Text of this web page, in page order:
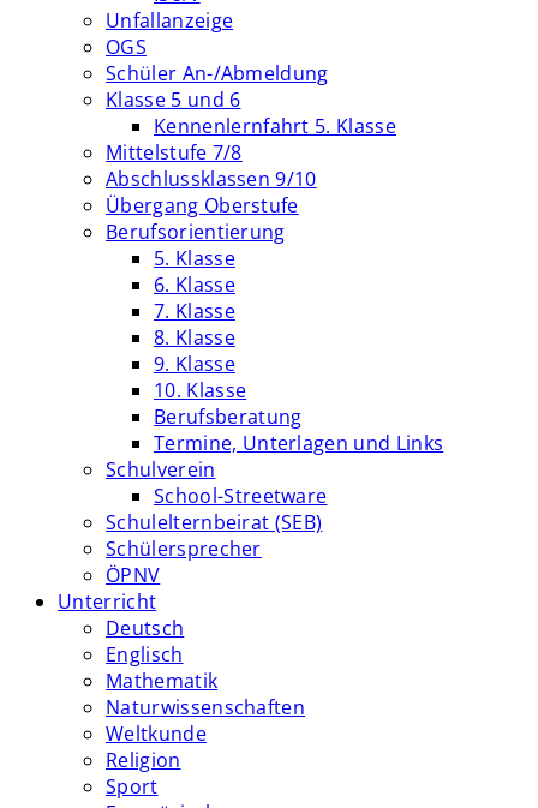
Unfallanzeige
OGS
Schüler An-/Abmeldung
Klasse 5 und 6
Kennenlernfahrt 5. Klasse
Mittelstufe 7/8
Abschlussklassen 9/10
Übergang Oberstufe
Berufsorientierung
5. Klasse
6. Klasse
7. Klasse
8. Klasse
9. Klasse
10. Klasse
Berufsberatung
Termine, Unterlagen und Links
Schulverein
School-Streetware
Schulelternbeirat (SEB)
Schülersprecher
ÖPNV
Unterricht
Deutsch
Englisch
Mathematik
Naturwissenschaften
Weltkunde
Religion
Sport